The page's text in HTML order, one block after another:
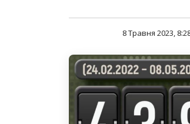
8 Травня 2023,